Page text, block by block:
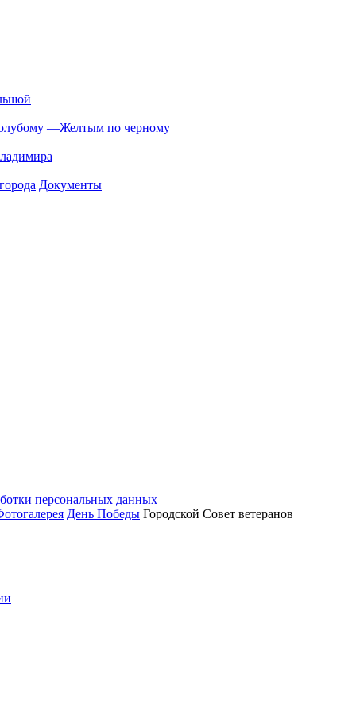
—Желтым по черному
Документы
персональных данных
День Победы Городской Совет ветеранов